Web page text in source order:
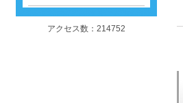
アクセス数：214752